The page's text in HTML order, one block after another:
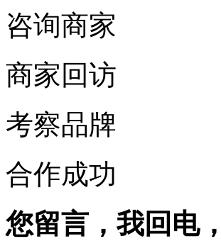
咨询商家
商家回访
考察品牌
合作成功
您留言，我回电